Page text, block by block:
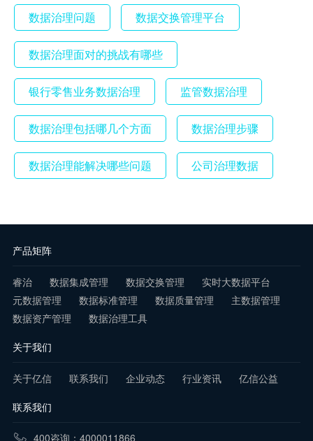
数据治理问题 数据交换管理平台
数据治理面对的挑战有哪些
银行零售业务数据治理 监管数据治理
数据治理包括哪几个方面 数据治理步骤
数据治理能解决哪些问题 公司治理数据
产品矩阵
睿治 数据集成管理 数据交换管理
实时大数据平台
元数据管理
数据标准管理 数据质量管理
主数据管理
数据资产管理
数据治理工具
关于我们
关于亿信 联系我们 企业动态 行业资讯 亿信公益
联系我们
400咨询：4000011866